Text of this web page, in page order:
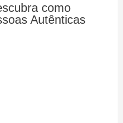
como
Autênticas